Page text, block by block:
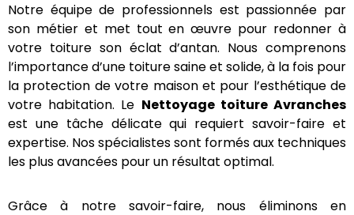
Notre équipe de professionnels est passionnée par
son métier et met tout en œuvre pour redonner à
votre toiture son éclat d’antan. Nous comprenons
l’importance d’une toiture saine et solide, à la fois
pour la protection de votre maison et pour
l’esthétique de votre habitation. LeNettoyage
toitureAvranchesest une tâche délicate qui
requiert savoir-faire et expertise. Nos spécialistes
sont formés aux techniques les plus avancées pour